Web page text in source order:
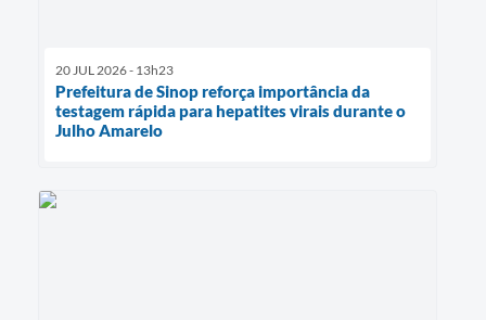
20 JUL 2026 - 13h23
Prefeitura de Sinop reforça importância da
testagem rápida para hepatites virais durante o
Julho Amarelo